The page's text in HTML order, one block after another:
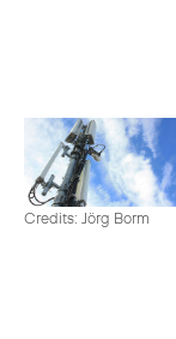
Credits: Jörg Borm